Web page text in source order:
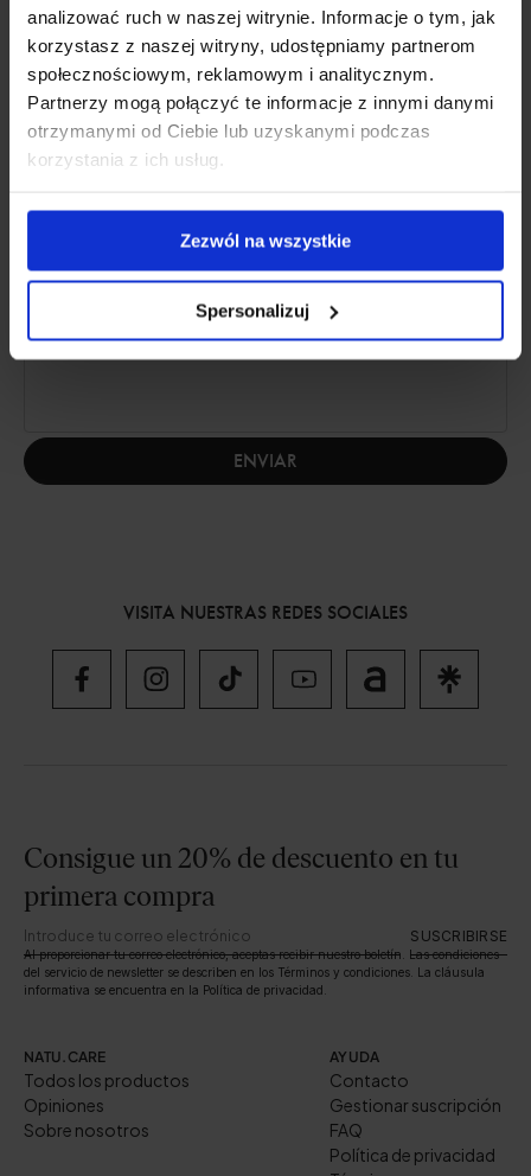
analizować ruch w naszej witrynie. Informacje o tym, jak
korzystasz z naszej witryny, udostępniamy partnerom
społecznościowym, reklamowym i analitycznym.
Partnerzy mogą połączyć te informacje z innymi danymi
otrzymanymi od Ciebie lub uzyskanymi podczas
korzystania z ich usług.
Zezwól na wszystkie
Spersonalizuj
ENVIAR
VISITA NUESTRAS REDES SOCIALES
NATU.CARE
Todos los productos
Opiniones
Sobre nosotros
AYUDA
Contacto
Gestionar suscripción
FAQ
Política de privacidad
Consigue un 20% de descuento en tu
primera compra
SUSCRIBIRSE
Al proporcionar tu correo electrónico, aceptas recibir nuestro boletín. Las condiciones
del servicio de newsletter se describen en los Términos y condiciones. La cláusula
informativa se encuentra en la Política de privacidad.